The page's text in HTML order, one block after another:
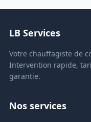
LB Services
Votre chauffagiste de
Intervention rapide,
garantie.
Nos services